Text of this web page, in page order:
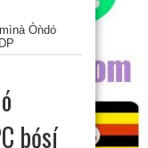
Òǹdó
bọ́sí